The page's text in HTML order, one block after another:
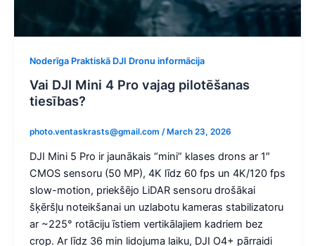
Noderīga Praktiskā DJI Dronu informācija
Vai DJI Mini 4 Pro vajag pilotēšanas
tiesības?​
photo.ventaskrasts@gmail.com / March 23, 2026
DJI Mini 5 Pro ir jaunākais “mini” klases drons ar 1″
CMOS sensoru (50 MP), 4K līdz 60 fps un 4K/120 fps
slow-motion, priekšējo LiDAR sensoru drošākai
šķēršļu noteikšanai un uzlabotu kameras stabilizatoru
ar ~225° rotāciju īstiem vertikālajiem kadriem bez
crop. Ar līdz 36 min lidojuma laiku, DJI O4+ pārraidi